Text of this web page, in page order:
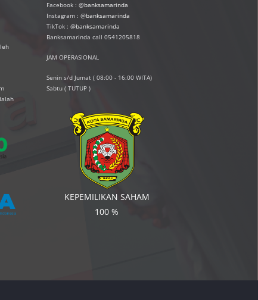
Facebook : @banksamarinda
Instagram : @banksamarinda
TikTok : @banksamarinda
Banksamarinda call 0541205818
JAM OPERASIONAL
Senin s/d Jumat ( 08:00 - 16:00 WITA)
Sabtu ( TUTUP )
KEPEMILIKAN SAHAM
100 %